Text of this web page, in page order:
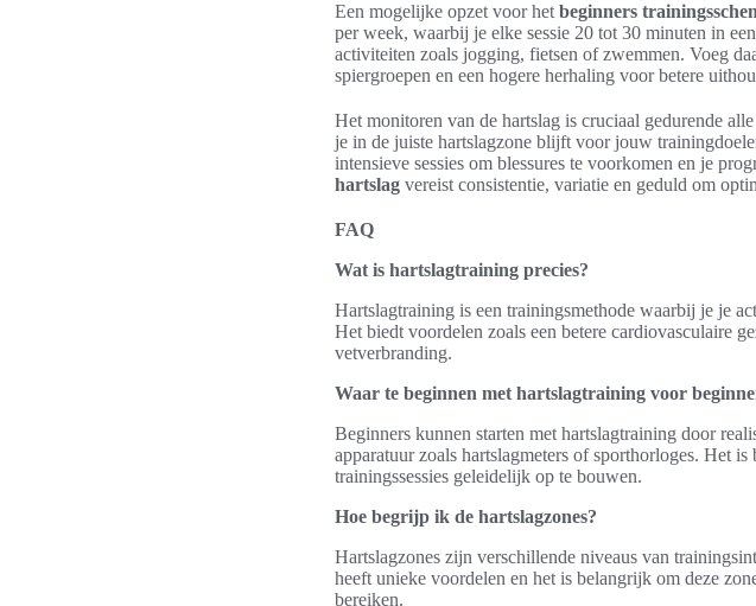
Een mogelijke opzet voor het beginners
per week, waarbij je elke sessie 20 tot 30 minuten in
activiteiten zoals jogging, fietsen of zwemmen. Voeg
spiergroepen en een hogere herhaling voor betere
Het monitoren van de hartslag is cruciaal gedurende
je in de juiste hartslagzone blijft voor jouw
intensieve sessies om blessures te voorkomen en je
hartslag vereist consistentie, variatie en geduld om
FAQ
Wat is hartslagtraining precies?
Hartslagtraining is een trainingsmethode waarbij je je
Het biedt voordelen zoals een betere cardiovasculaire
vetverbranding.
Waar te beginnen met hartslagtraining voor
Beginners kunnen starten met hartslagtraining door
apparatuur zoals hartslagmeters of sporthorloges. Het
trainingssessies geleidelijk op te bouwen.
Hoe begrijp ik de hartslagzones?
Hartslagzones zijn verschillende niveaus van
heeft unieke voordelen en het is belangrijk om deze
bereiken.